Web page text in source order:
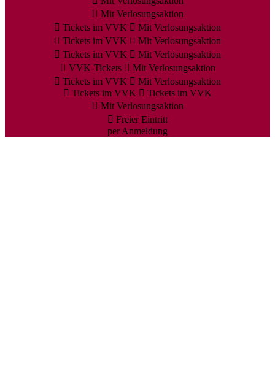
Mit Verlosungsaktion
Tickets im VVK
Mit Verlosungsaktion
Tickets im VVK
Mit Verlosungsaktion
Tickets im VVK
Mit Verlosungsaktion
VVK-Tickets
Mit Verlosungsaktion
Tickets im VVK
Mit Verlosungsaktion
Tickets im VVK
Tickets im VVK
Mit Verlosungsaktion
Freier Eintritt
per Anmeldung